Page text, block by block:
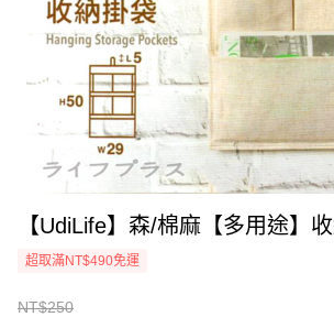
【UdiLife】森/棉麻【多用途】
超取滿NT$490免運
NT$250